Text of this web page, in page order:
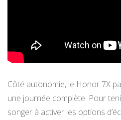
Côté autonomie, le Honor 7X
une journée complète. Pour
songer à activer les options